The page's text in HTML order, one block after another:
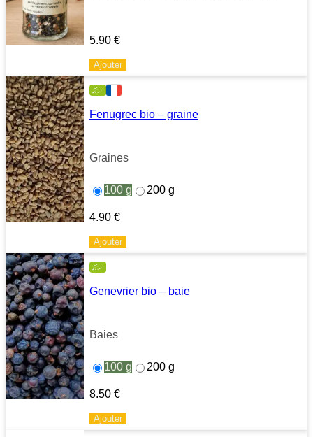
5.90 €
Ajouter
Fenugrec bio – graine
Graines
100 g 200 g
4.90 €
Ajouter
Genevrier bio – baie
Baies
100 g 200 g
8.50 €
Ajouter